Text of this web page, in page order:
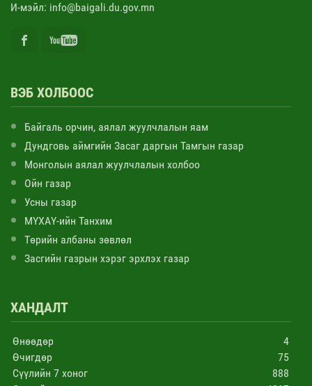
И-мэйл: info@baigali.du.gov.mn
ВЭБ ХОЛБООС
Байгаль орчин, аялал жуулчлалын яам
Дундговь аймгийн Засаг даргын Тамгын газар
Монголын аялал жуулчлалын холбоо
Ойн газар
Усны газар
МҮХАҮ-ийн Танхим
Төрийн албаны зөвлөл
Засгийн газрын хэрэг эрхлэх газар
ХАНДАЛТ
Өнөөдөр
4
Өчигдөр
75
Сүүлийн 7 хоног
888